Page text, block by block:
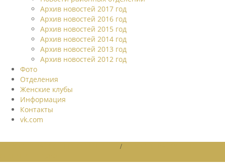
Архив новостей 2017 год
Архив новостей 2016 год
Архив новостей 2015 год
Архив новостей 2014 год
Архив новостей 2013 год
Архив новостей 2012 год
Фото
Отделения
Женские клубы
Информация
Контакты
vk.com
/